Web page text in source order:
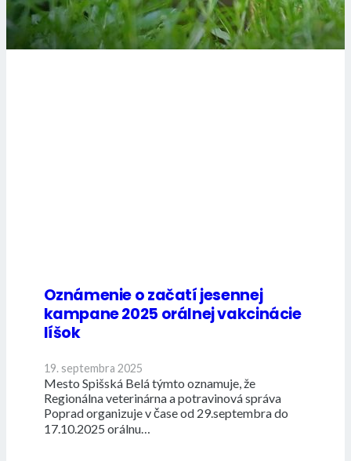
Oznámenie o začatí jesennej
kampane 2025 orálnej vakcinácie
líšok
19. septembra 2025
Mesto Spišská Belá týmto oznamuje, že
Regionálna veterinárna a potravinová správa
Poprad organizuje v čase od 29.septembra do
17.10.2025 orálnu…